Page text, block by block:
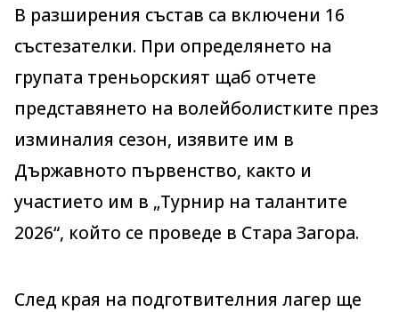
В разширения състав са включени 16
състезателки. При определянето на
групата треньорският щаб отчете
представянето на волейболистките през
изминалия сезон, изявите им в
Държавното първенство, както и
участието им в „Турнир на талантите
2026“, който се проведе в Стара Загора.
След края на подготвителния лагер ще